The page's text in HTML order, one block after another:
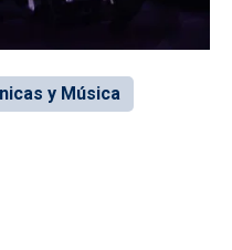
y Música